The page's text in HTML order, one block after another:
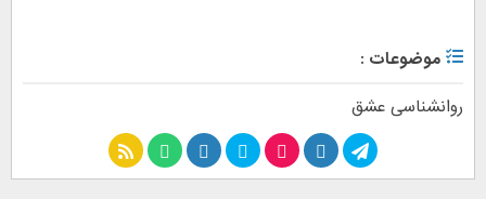
موضوعات :
روانشناسی عشق